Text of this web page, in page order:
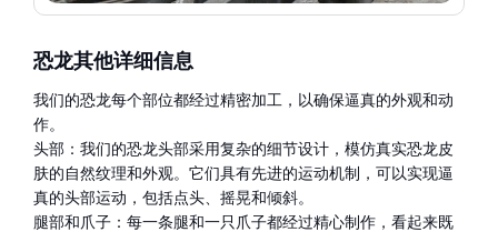
恐龙其他详细信息
我们的恐龙每个部位都经过精密加工，以确保逼真的外观和动
作。
头部：我们的恐龙头部采用复杂的细节设计，模仿真实恐龙皮
肤的自然纹理和外观。它们具有先进的运动机制，可以实现逼
真的头部运动，包括点头、摇晃和倾斜。
腿部和爪子：每一条腿和一只爪子都经过精心制作，看起来既